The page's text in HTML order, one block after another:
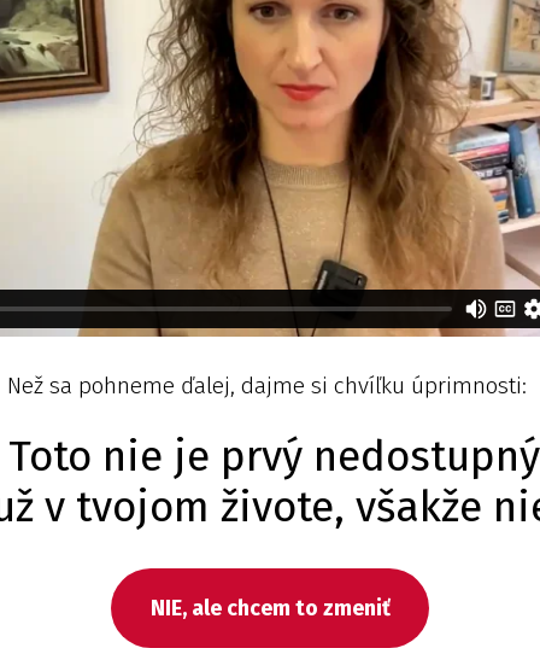
Než sa pohneme ďalej, dajme si chvíľku úprimnosti:
Toto nie je prvý nedostupný
v tvojom živote, všakže
NIE, ale chcem to zmeniť